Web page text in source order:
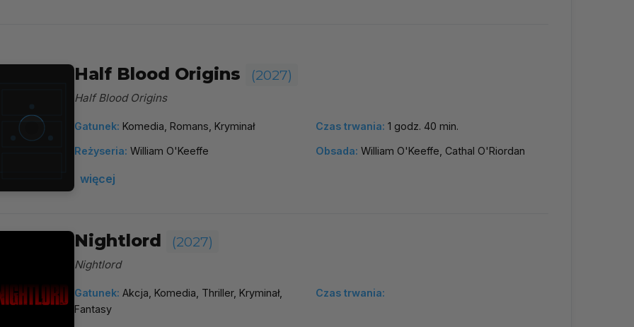
Half Blood Origins (2027)
Half Blood Origins
Gatunek: Komedia, Romans, Kryminał Czas trwania: 1 godz. 40 min.
Reżyseria: William O'Keeffe Obsada: William O'Keeffe, Cathal O'Riordan
więcej
Nightlord (2027)
Nightlord
Gatunek: Akcja, Komedia, Thriller, Kryminał,
Fantasy
Czas trwania: